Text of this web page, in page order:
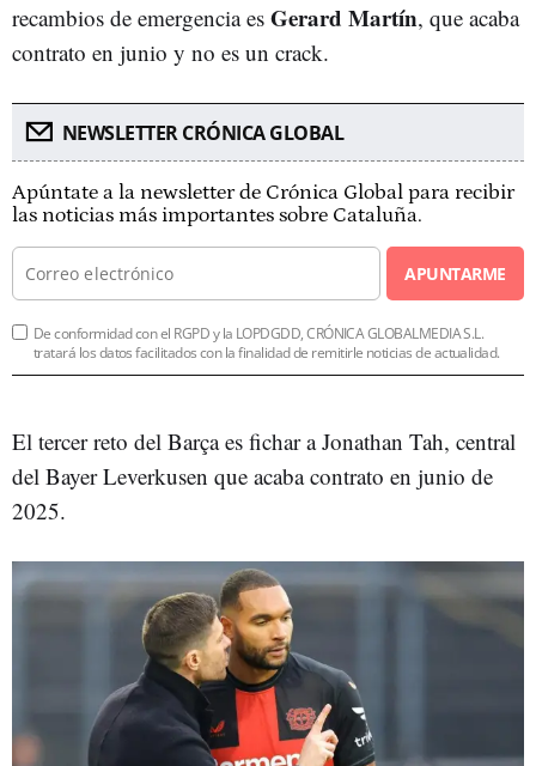
recambios de emergencia es Gerard Martín, que acaba
contrato en junio y no es un crack.
NEWSLETTER CRÓNICA GLOBAL
Apúntate a la newsletter de Crónica Global para recibir
las noticias más importantes sobre Cataluña.
APUNTARME
De conformidad con el RGPD y la LOPDGDD, CRÓNICA GLOBALMEDIA S.L.
tratará los datos facilitados con la finalidad de remitirle noticias de actualidad.
El tercer reto del Barça es fichar a Jonathan Tah, central
del Bayer Leverkusen que acaba contrato en junio de
2025.